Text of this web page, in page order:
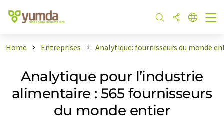
Home Entreprises Analytique: fournisseurs du monde
Analytique pour l’industrie
alimentaire : 565 fournisseurs
du monde entier